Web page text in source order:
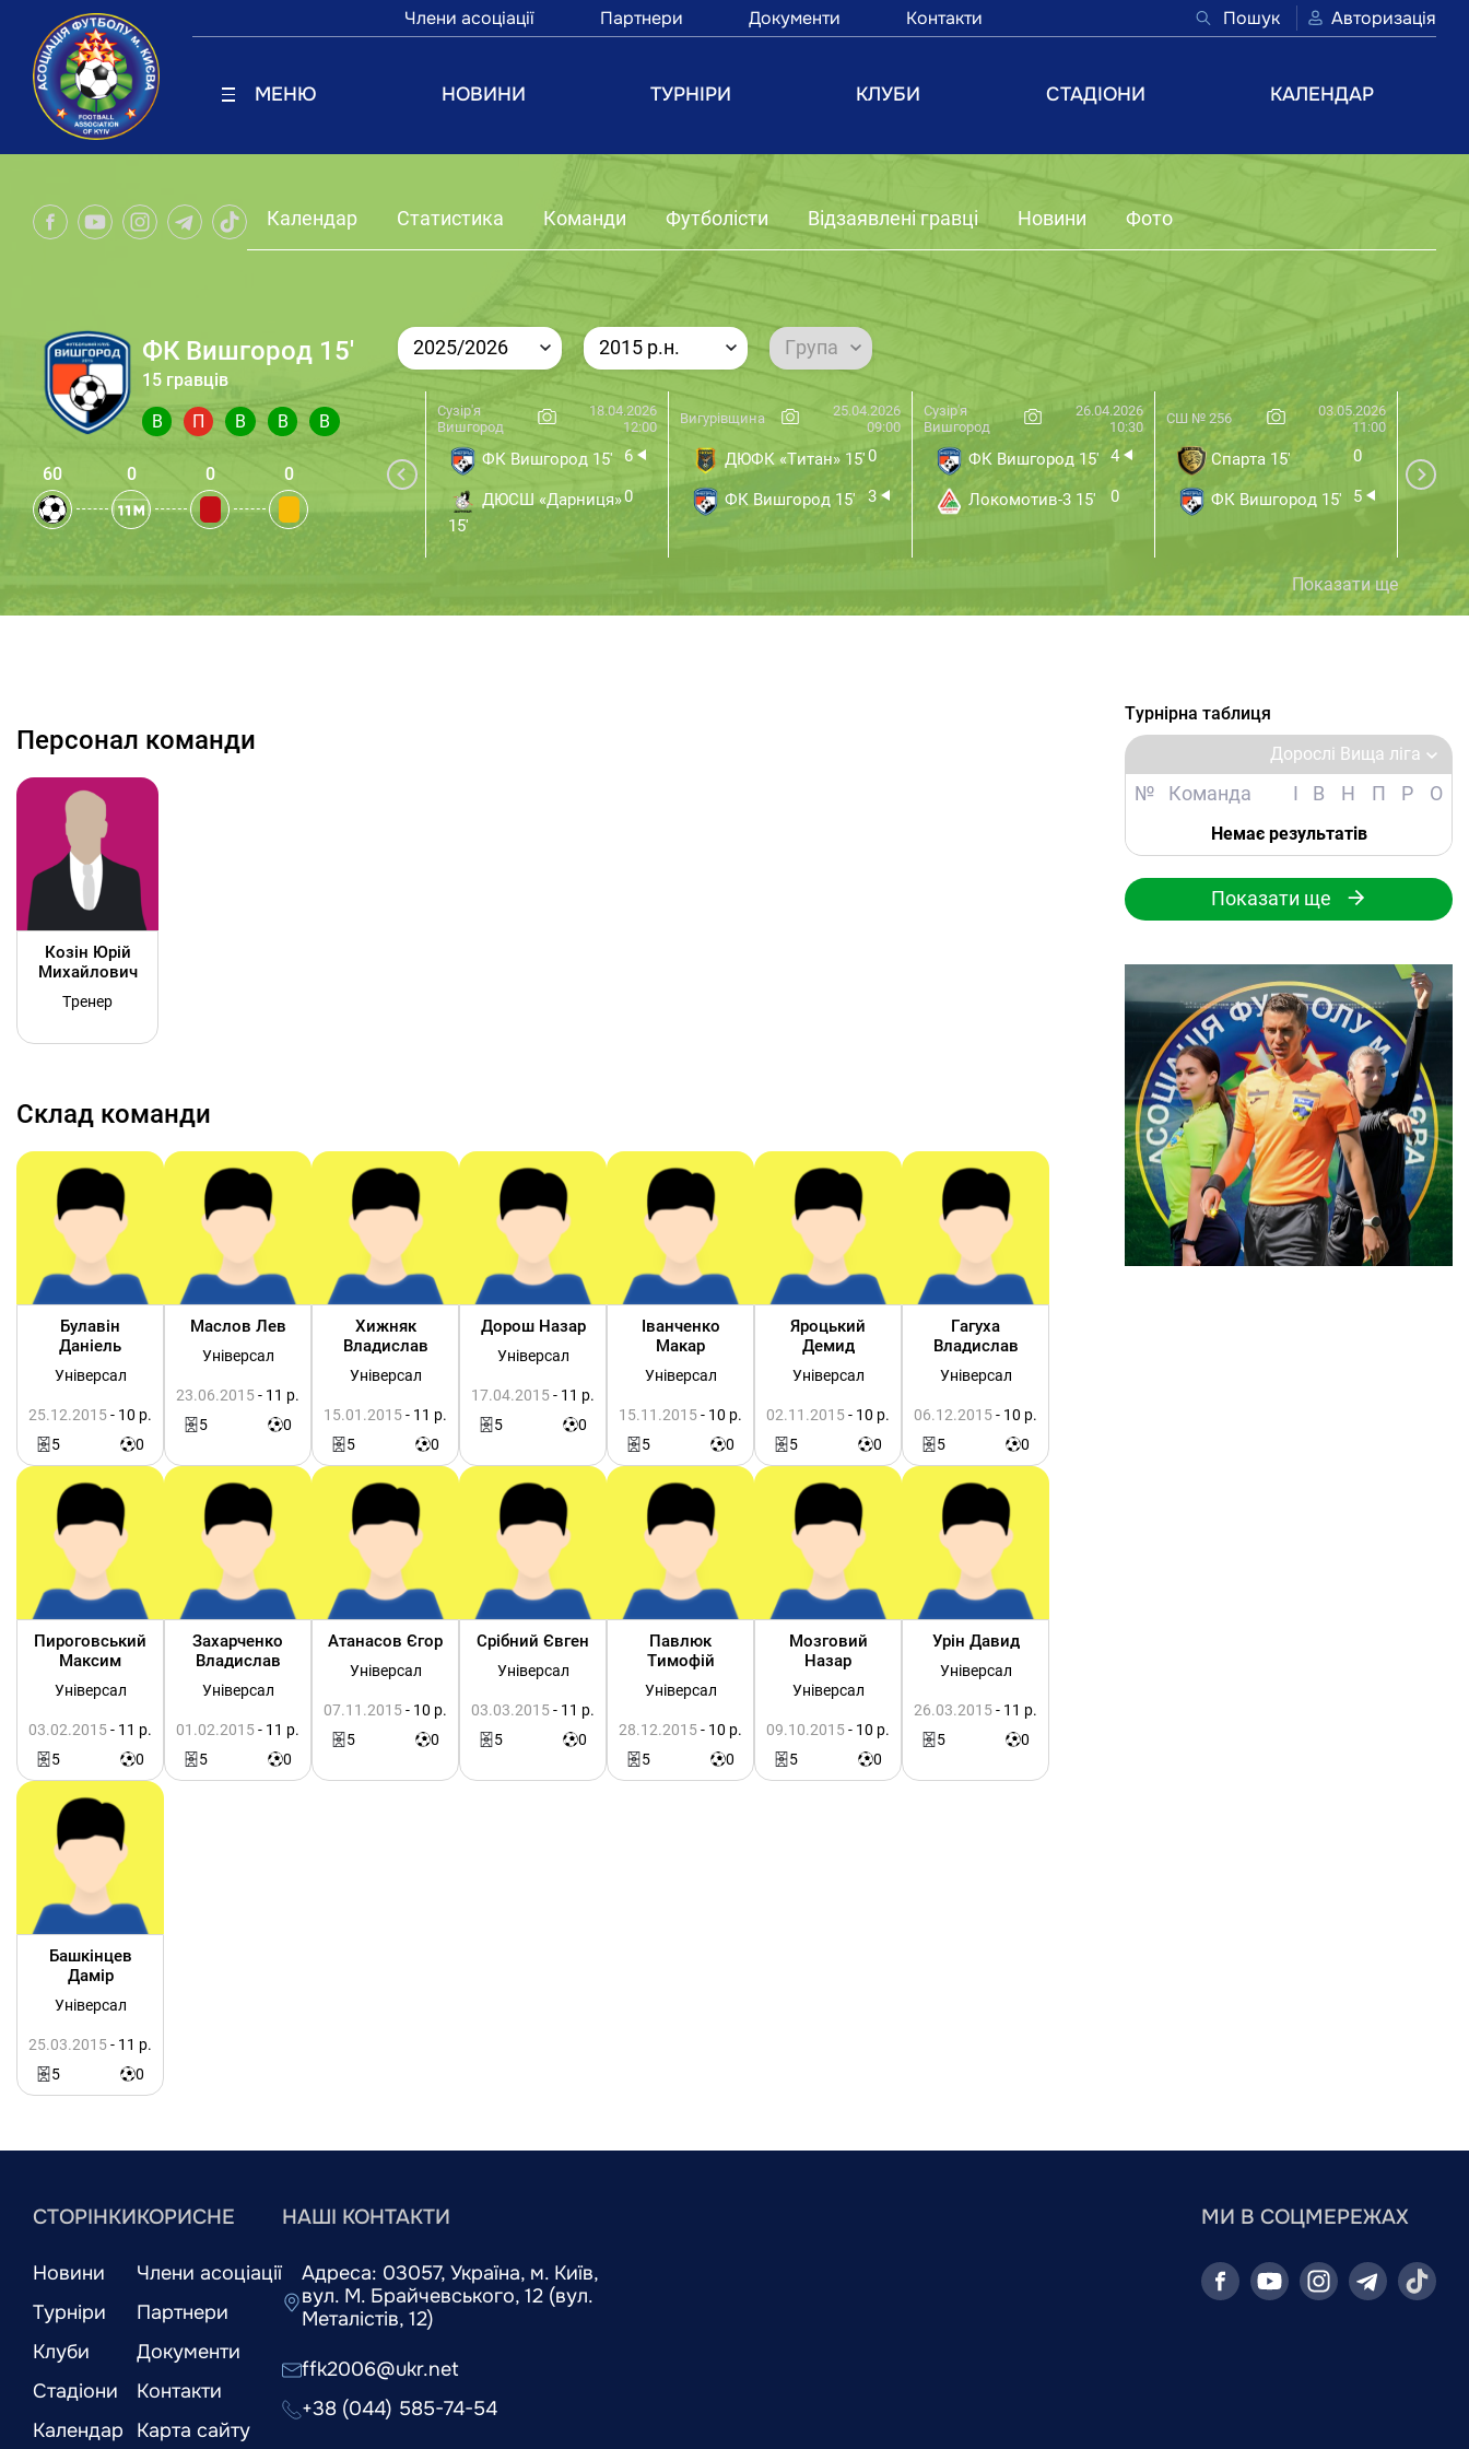
Члени асоціації Партнери Документи Контакти Пошук Авторизація
МЕНЮ НОВИНИ ТУРНІРИ КЛУБИ СТАДІОНИ КАЛЕНДАР
Календар Статистика Команди Футболісти Відзаявлені гравці Новини Фото
ФК Вишгород 15'
15 гравців
В П В В В
60 0 0 0
2025/2026 2015 р.н. Група
Сузір'я
Вишгород
18.04.2026
12:00
ФК Вишгород 15' 6
ДЮСШ «Дарниця»
15'
0
Вигурівщина
25.04.2026
09:00
ДЮФК «Титан» 15'0
ФК Вишгород 15' 3
Сузір'я
Вишгород
26.04.2026
10:30
ФК Вишгород 15' 4
Локомотив-3 15' 0
СШ № 256
03.05.2026
11:00
Спарта 15' 0
ФК Вишгород 15' 5
Ліцей
Показати ще
Персонал команди
Козін Юрій
Михайлович
Тренер
Склад команди
Булавін
Даніель
Універсал
25.12.2015- 10 р.
5
0
Маслов Лев
Універсал
23.06.2015- 11 р.
5
0
Хижняк
Владислав
Універсал
15.01.2015- 11 р.
5
0
Дорош Назар
Універсал
17.04.2015- 11 р.
5
0
Іванченко
Макар
Універсал
15.11.2015- 10 р.
5
0
Яроцький
Демид
Універсал
02.11.2015- 10 р.
5
0
Гагуха
Владислав
Універсал
06.12.2015- 10 р.
5
0
Пироговський
Максим
Універсал
03.02.2015- 11 р.
5
0
Захарченко
Владислав
Універсал
01.02.2015- 11 р.
5
0
Атанасов Єгор
Універсал
07.11.2015- 10 р.
5
0
Срібний Євген
Універсал
03.03.2015- 11 р.
5
0
Павлюк
Тимофій
Універсал
28.12.2015- 10 р.
5
0
Мозговий
Назар
Універсал
09.10.2015- 10 р.
5
0
Урін Давид
Універсал
26.03.2015- 11 р.
5
0
Башкінцев
Дамір
Універсал
25.03.2015- 11 р.
5
0
Турнірна таблиця
Дорослі Вища ліга
№ Команда І В Н П Р О
Немає результатів
Показати ще
СТОРІНКИ
Новини
Турніри
Клуби
Стадіони
Календар
КОРИСНЕ
Члени асоціації
Партнери
Документи
Контакти
Карта сайту
НАШІ КОНТАКТИ
Адреса: 03057, Україна, м. Київ,
вул. М. Брайчевського, 12 (вул.
Металістів, 12)
ffk2006@ukr.net
+38 (044) 585-74-54
МИ В СОЦМЕРЕЖАХ